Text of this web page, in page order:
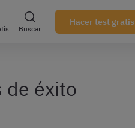
Buscar
Hacer test gratis
de éxito